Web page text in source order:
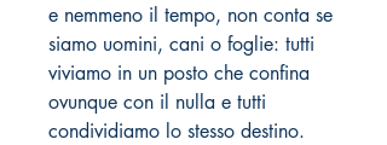
e nemmeno il tempo, non conta se
siamo uomini, cani o foglie: tutti
viviamo in un posto che confina
ovunque con il nulla e tutti
condividiamo lo stesso destino.